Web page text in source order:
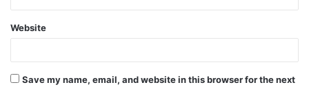
Website
Save my name, email, and website in this browser for the next